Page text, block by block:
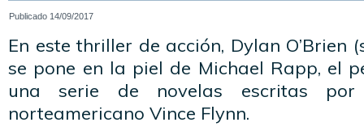
Publicado 14/09/2017
En este thriller de acción, Dylan O’Brien
se pone en la piel de Michael Rapp, el
una serie de novelas escritas
norteamericano Vince Flynn.